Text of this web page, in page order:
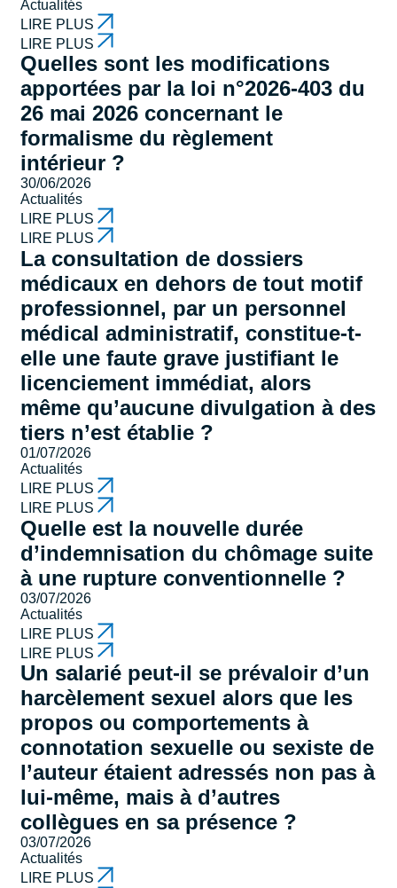
Actualités
LIRE PLUS
LIRE PLUS
Quelles sont les modifications
apportées par la loi n°2026-403 du
26 mai 2026 concernant le
formalisme du règlement
intérieur ?
30/06/2026
Actualités
LIRE PLUS
LIRE PLUS
La consultation de dossiers
médicaux en dehors de tout motif
professionnel, par un personnel
médical administratif, constitue-t-
elle une faute grave justifiant le
licenciement immédiat, alors
même qu’aucune divulgation à des
tiers n’est établie ?
01/07/2026
Actualités
LIRE PLUS
LIRE PLUS
Quelle est la nouvelle durée
d’indemnisation du chômage suite
à une rupture conventionnelle ?
03/07/2026
Actualités
LIRE PLUS
LIRE PLUS
Un salarié peut-il se prévaloir d’un
harcèlement sexuel alors que les
propos ou comportements à
connotation sexuelle ou sexiste de
l’auteur étaient adressés non pas à
lui-même, mais à d’autres
collègues en sa présence ?
03/07/2026
Actualités
LIRE PLUS